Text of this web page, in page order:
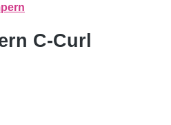
C-Curl